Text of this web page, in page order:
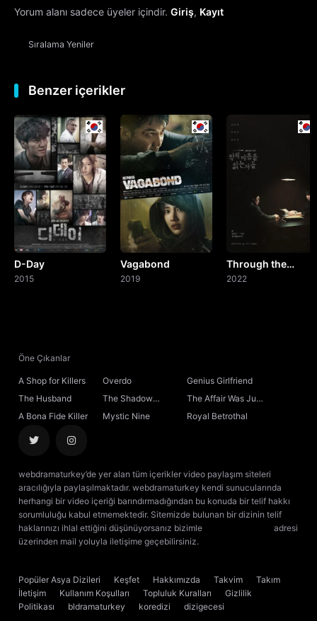
13. Bölüm
14. Bölüm
15. Bölüm
16. Bölüm
Yorum alanı sadece üyeler içindir. Giriş, Kayıt
Sıralama Yeniler
Benzer içerikler
D-Day
2015
Vagabond
2019
Through the
Darkness
2022
Öne Çıkanlar
A Shop for Killers Overdo
Genius Girlfriend
The Husband
The Shadow
Sovereign
The Affair Was Just
the Beginning
A Bona Fide Killer Mystic Nine Royal Betrothal
webdramaturkey’de yer alan tüm içerikler video paylaşım siteleri
aracılığıyla paylaşılmaktadır. webdramaturkey kendi sunucularında
herhangi bir video içeriği barındırmadığından bu konuda bir telif hakkı
sorumluluğu kabul etmemektedir. Sitemizde bulunan bir dizinin telif
haklarınızı ihlal ettiğini düşünüyorsanız bizimle
adresi
üzerinden mail yoluyla iletişime geçebilirsiniz.
Popüler Asya Dizileri Keşfet Hakkımızda Takvim
Takım
İletişim
Kullanım Koşulları Topluluk Kuralları
Gizlilik
Politikası
bldramaturkey koredizi
dizigecesi